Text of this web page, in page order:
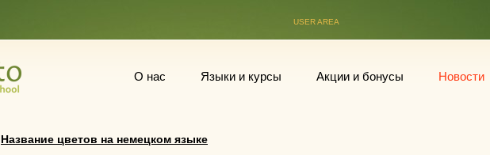
USER AREA
О нас Языки и курсы Акции и бонусы Новости
Название цветов на немецком языке